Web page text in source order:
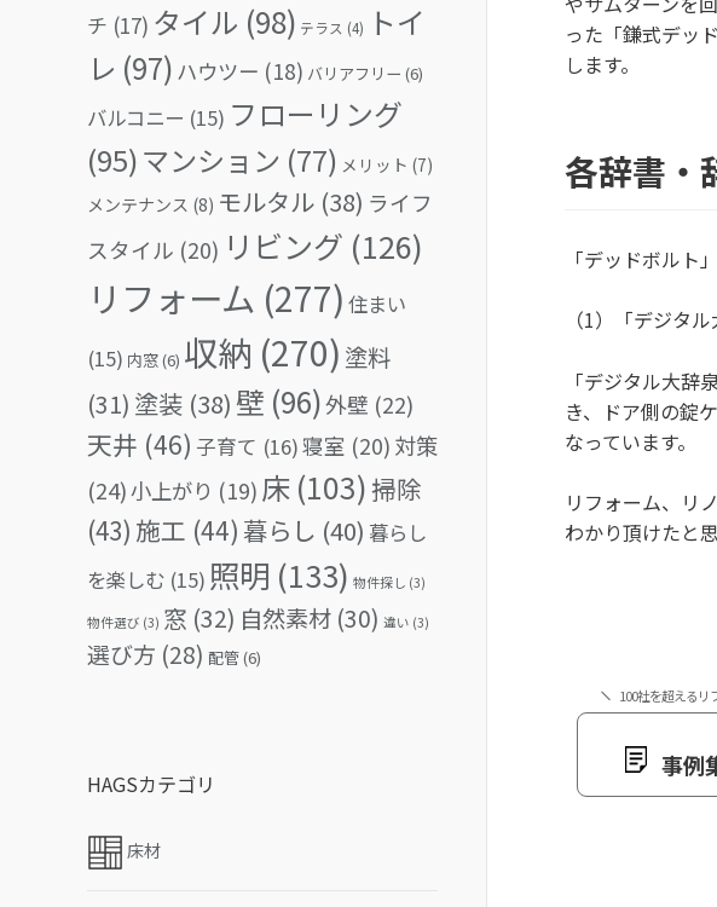
った「鎌式デッ
します。
各辞書・
「デッドボルト
（1）「デジタ
「デジタル大
き、ドア側の錠
なっています。
リフォーム、リ
わかり頂けたと思
100社を超えるリ
事例
チ (17) タイル (98) テラス (4)
トイ
レ (97) ハウツー (18) バリアフリー (6)
バルコニー (15) フローリング
(95)マンション (77) メリット (7)
メンテナンス (8) モルタル (38) ライフ
スタイル (20) リビング (126)
リフォーム (277) 住まい
(15) 内窓(6) 収納 (270) 塗料
(31) 塗装 (38) 壁 (96)外壁 (22)
天井 (46) 子育て (16)寝室 (20) 対策
(24)小上がり (19) 床 (103)掃除
(43) 施工 (44) 暮らし (40) 暮らし
を楽しむ (15) 照明 (133) 物件探し (3)
物件選び (3) 窓 (32) 自然素材 (30) 違い (3)
選び方 (28) 配管(6)
HAGSカテゴリ
床材